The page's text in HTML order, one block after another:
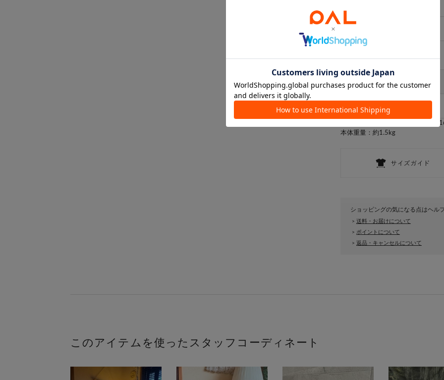
アイテムサイズ
サイズ
FREE
＜内寸＞約高さ38×幅47×奥行き
本体重量：約1.5kg
ショッピングの気になる点はヘル
> 送料・お届けについて
> ポイントについて
> 返品・キャンセルについて
このアイテムを使ったスタッフコーディネート